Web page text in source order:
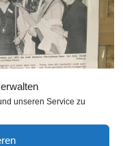
unseren Service zu